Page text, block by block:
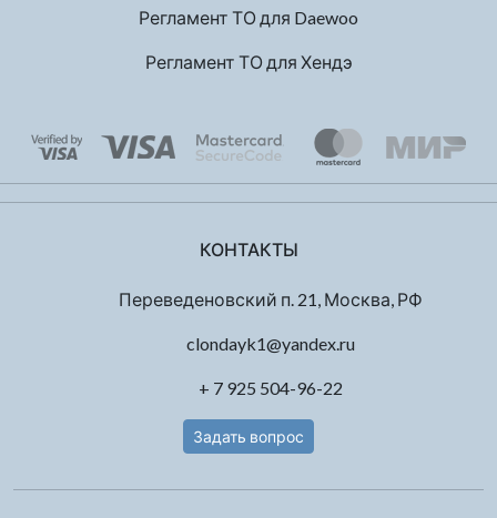
Регламент ТО для Daewoo
Регламент ТО для Хендэ
КОНТАКТЫ
Переведеновский п. 21, Москва, РФ
clondayk1@yandex.ru
+ 7 925 504-96-22
Задать вопрос